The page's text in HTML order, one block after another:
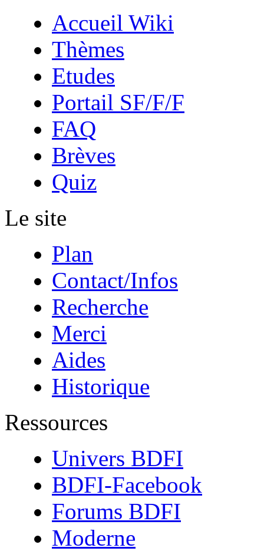
Accueil Wiki
Thèmes
Etudes
Portail SF/F/F
FAQ
Brèves
Quiz
Le site
Plan
Contact/Infos
Recherche
Merci
Aides
Historique
Ressources
Univers BDFI
BDFI-Facebook
Forums BDFI
Moderne